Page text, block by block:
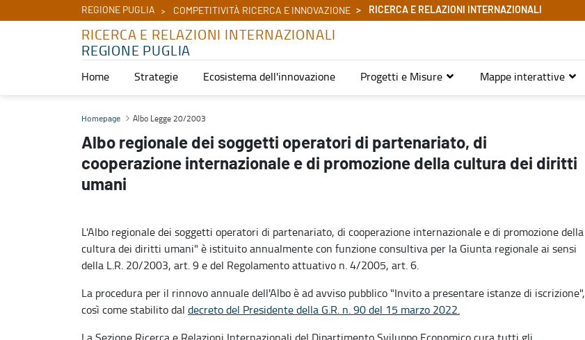
REGIONE PUGLIA COMPETITIVITÀ RICERCA E INNOVAZIONE RICERCA E RELAZIONI INTERNAZIONALI
RICERCA E RELAZIONI INTERNAZIONALI
REGIONE PUGLIA
Home Strategie Ecosistema dell'innovazione Progetti e Misure Mappe interattive
Albo Legge 20/2003 - Ricerca e relazioni internazionali
Homepage Albo Legge 20/2003
Albo regionale dei soggetti operatori di partenariato, di
cooperazione internazionale e di promozione della cultura dei diritti
umani
L'Albo regionale dei soggetti operatori di partenariato, di cooperazione internazionale e di promozione della
cultura dei diritti umani" è istituito annualmente con funzione consultiva per la Giunta regionale ai sensi
della L.R. 20/2003, art. 9 e del Regolamento attuativo n. 4/2005, art. 6.
La procedura per il rinnovo annuale dell'Albo è ad avviso pubblico "Invito a presentare istanze di iscrizione",
così come stabilito dal decreto del Presidente della G.R. n. 90 del 15 marzo 2022.
La Sezione Ricerca e Relazioni Internazionali del Dipartimento Sviluppo Economico cura tutti gli